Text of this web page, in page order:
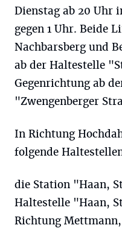
Dienstag ab 20
gegen 1 Uhr. Beide
Nachbarsberg und
ab der Haltestelle
Gegenrichtung ab
"Zwengenberger
In Richtung
folgende
die Station "Haan,
Haltestelle "Haan,
Richtung